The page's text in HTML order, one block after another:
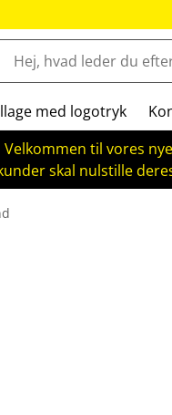
med logotryk
Velkommen til vores
skal nulstille